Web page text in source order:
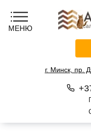
г. Минск, пр.